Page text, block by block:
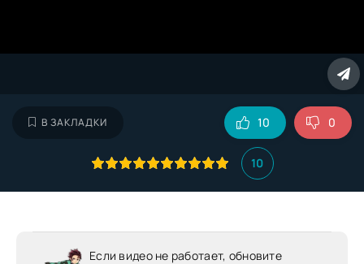
В ЗАКЛАДКИ
10
10 0
Если видео не работает, обновите